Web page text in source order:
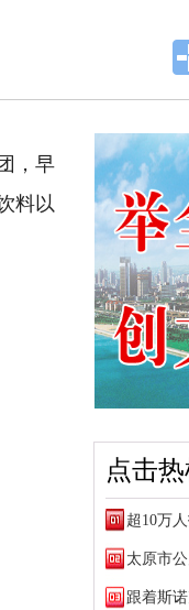
，早
料以
点击
超10万
跟着斯